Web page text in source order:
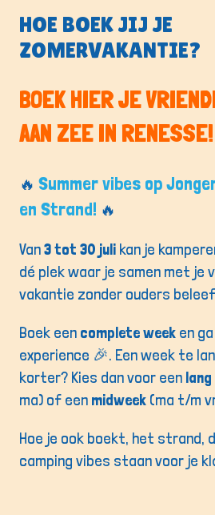
HOE BOEK JIJ JE
ZOMERVAKANTIE?
BOEK HIER JE
AAN ZEE IN RENESSE!
🔥 Summer vibes op
en Strand! 🔥
Van3 tot 30 juli kan je
dé plek waar je samen met je
vakantie zonder ouders
Boek een complete week en
experience 🎉. Een week te
korter? Kies dan voor een
ma) of een midweek (ma t/m
Hoe je ook boekt, het strand,
camping vibes staan voor je